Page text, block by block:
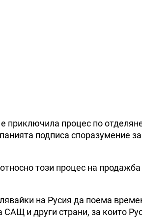
приключила процес по
подписа споразумение
този процес на
на Русия да поема
и други страни, за които